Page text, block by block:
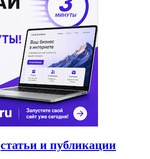
статьи и публикации